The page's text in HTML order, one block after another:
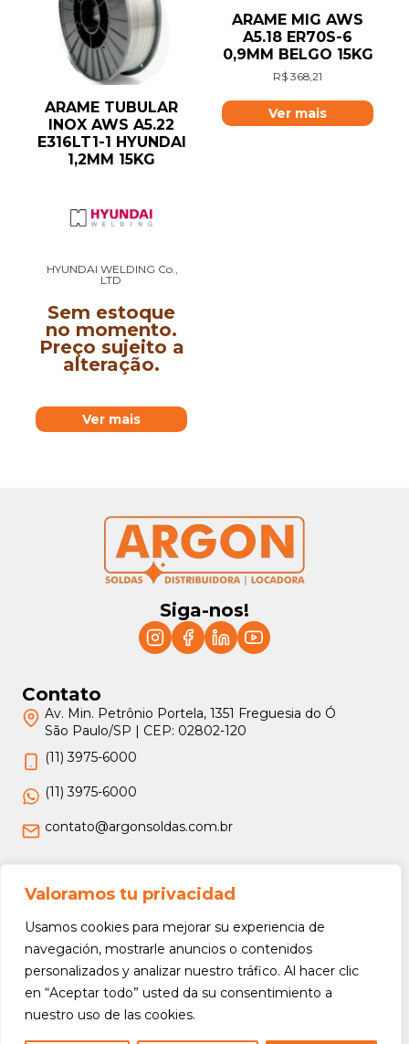
Valoramos tu privacidad
Usamos cookies para mejorar su experiencia de
navegación, mostrarle anuncios o contenidos
personalizados y analizar nuestro tráfico. Al hacer clic
en “Aceptar todo” usted da su consentimiento a
nuestro uso de las cookies.
ARAME TUBULAR
INOX AWS A5.22
E316LT1-1 HYUNDAI
1,2MM 15KG
HYUNDAI WELDING Co.,
LTD
Sem estoque
no momento.
Preço sujeito a
alteração.
Ver mais
ARAME MIG AWS
A5.18 ER70S-6
0,9MM BELGO 15KG
R$ 368,21
Ver mais
Siga-nos!
Contato
Av. Min. Petrônio Portela, 1351 Freguesia do Ó
São Paulo/SP | CEP: 02802-120
(11) 3975-6000
(11) 3975-6000
contato@argonsoldas.com.br
Jurídico
Termos e Condições
Política de Privacidade
Política de Devolução e Reembolso